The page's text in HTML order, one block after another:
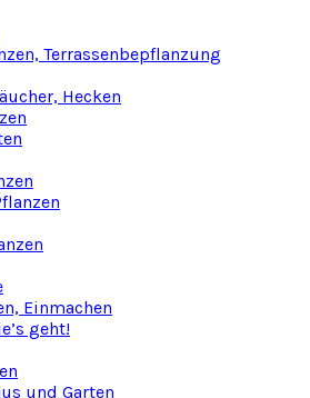
Terrassenbepflanzung
Hecken
Einmachen
geht!
und Garten